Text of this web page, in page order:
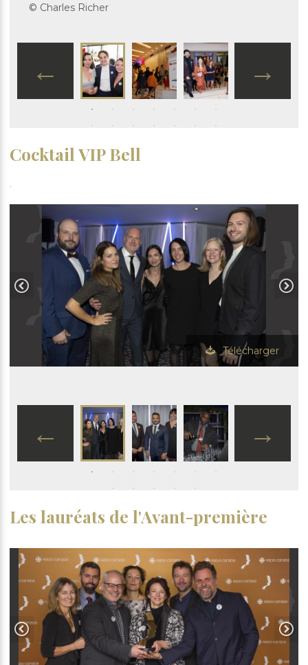
© Charles Richer
Cocktail VIP Bell
.
Télécharger
Les lauréats de l'Avant-première